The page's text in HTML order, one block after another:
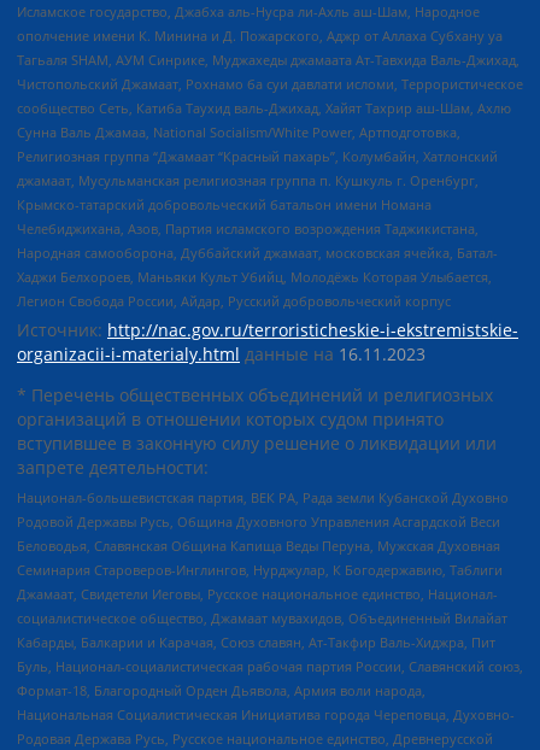
Исламское государство, Джабха аль-Нусра ли-Ахль аш-Шам, Народное
ополчение имени К. Минина и Д. Пожарского, Аджр от Аллаха Субхану уа
Тагьаля SHAM, АУМ Синрике, Муджахеды джамаата Ат-Тавхида Валь-Джихад,
Чистопольский Джамаат, Рохнамо ба суи давлати исломи, Террористическое
сообщество Сеть, Катиба Таухид валь-Джихад, Хайят Тахрир аш-Шам, Ахлю
Сунна Валь Джамаа, National Socialism/White Power, Артподготовка,
Религиозная группа “Джамаат “Красный пахарь”, Колумбайн, Хатлонский
джамаат, Мусульманская религиозная группа п. Кушкуль г. Оренбург,
Крымско-татарский добровольческий батальон имени Номана
Челебиджихана, Азов, Партия исламского возрождения Таджикистана,
Народная самооборона, Дуббайский джамаат, московская ячейка, Батал-
Хаджи Белхороев, Маньяки Культ Убийц, Молодёжь Которая Улыбается,
Легион Свобода России, Айдар, Русский добровольческий корпус
Источник: http://nac.gov.ru/terroristicheskie-i-ekstremistskie-
organizacii-i-materialy.html данные на 16.11.2023
* Перечень общественных объединений и религиозных
организаций в отношении которых судом принято
вступившее в законную силу решение о ликвидации или
запрете деятельности:
Национал-большевистская партия, ВЕК РА, Рада земли Кубанской Духовно
Родовой Державы Русь, Община Духовного Управления Асгардской Веси
Беловодья, Славянская Община Капища Веды Перуна, Мужская Духовная
Семинария Староверов-Инглингов, Нурджулар, К Богодержавию, Таблиги
Джамаат, Свидетели Иеговы, Русское национальное единство, Национал-
социалистическое общество, Джамаат мувахидов, Объединенный Вилайат
Кабарды, Балкарии и Карачая, Союз славян, Ат-Такфир Валь-Хиджра, Пит
Буль, Национал-социалистическая рабочая партия России, Славянский союз,
Формат-18, Благородный Орден Дьявола, Армия воли народа,
Национальная Социалистическая Инициатива города Череповца, Духовно-
Родовая Держава Русь, Русское национальное единство, Древнерусской